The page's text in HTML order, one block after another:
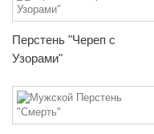
Перстень "Череп с
Узорами"